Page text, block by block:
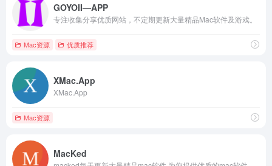
GOYOII—APP
专注收集分享优质网站，不定期更新大量精品Mac软件及游戏。
Mac资源 优质推荐
XMac.App
XMac.App
Mac资源
MacKed